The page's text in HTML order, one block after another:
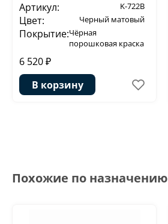
Артикул: K-722B
Цвет: Черный матовый
Покрытие:Чёрная
порошковая краска
6 520 ₽
В корзину
Похожие по назначению